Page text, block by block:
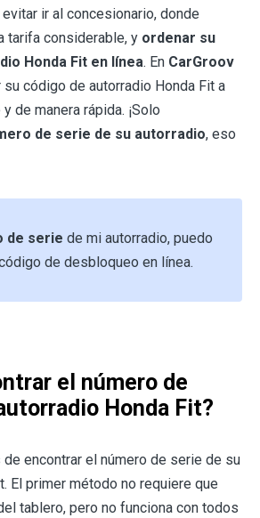
ir al concesionario, donde
tarifa considerable, y ordenar su
Honda Fit en línea. En CarGroov
código de autorradio Honda Fit a
de manera rápida. ¡Solo
de serie de su autorradio, eso
de serie de mi autorradio, puedo
de desbloqueo en línea.
el número de
Honda Fit?
encontrar el número de serie de su
El primer método no requiere que
tablero, pero no funciona con todos